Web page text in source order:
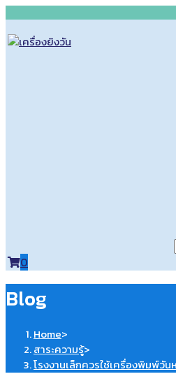
content
0
Blog
Home>
สาระความรู้>
โรงงานเล็กควรใช้เครื่องพิมพ์วั